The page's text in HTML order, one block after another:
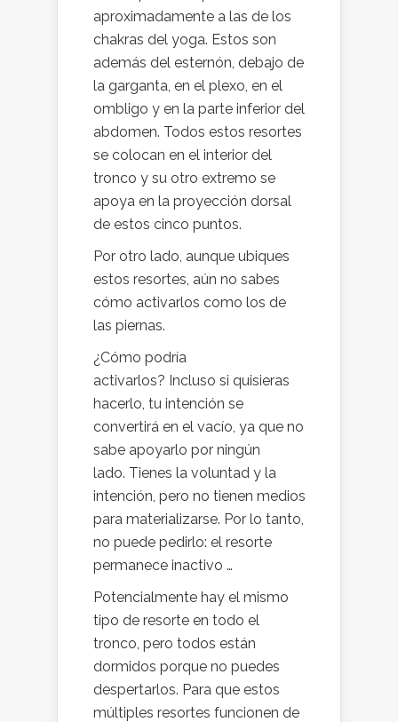
aproximadamente a las de los
chakras del yoga. Estos son
además del esternón, debajo de
la garganta, en el plexo, en el
ombligo y en la parte inferior del
abdomen. Todos estos resortes
se colocan en el interior del
tronco y su otro extremo se
apoya en la proyección dorsal
de estos cinco puntos.
Por otro lado, aunque ubiques
estos resortes, aún no sabes
cómo activarlos como los de
las piernas.
¿Cómo podría
activarlos? Incluso si quisieras
hacerlo, tu intención se
convertirá en el vacío, ya que no
sabe apoyarlo por ningún
lado. Tienes la voluntad y la
intención, pero no tienen medios
para materializarse. Por lo tanto,
no puede pedirlo: el resorte
permanece inactivo …
Potencialmente hay el mismo
tipo de resorte en todo el
tronco, pero todos están
dormidos porque no puedes
despertarlos. Para que estos
múltiples resortes funcionen de